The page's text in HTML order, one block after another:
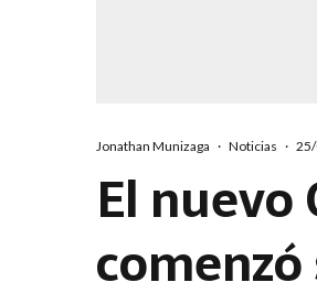
Jonathan Munizaga · Noticias ·
El nuevo